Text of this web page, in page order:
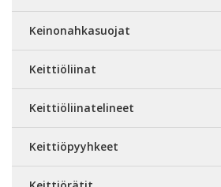
Keinonahkasuojat
Keittiöliinat
Keittiöliinatelineet
Keittiöpyyhkeet